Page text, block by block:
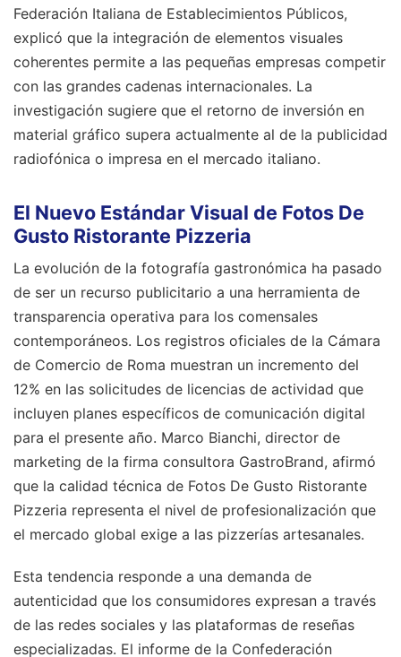
Federación Italiana de Establecimientos Públicos,
explicó que la integración de elementos visuales
coherentes permite a las pequeñas empresas competir
con las grandes cadenas internacionales. La
investigación sugiere que el retorno de inversión en
material gráfico supera actualmente al de la publicidad
radiofónica o impresa en el mercado italiano.
El Nuevo Estándar Visual de Fotos De
Gusto Ristorante Pizzeria
La evolución de la fotografía gastronómica ha pasado
de ser un recurso publicitario a una herramienta de
transparencia operativa para los comensales
contemporáneos. Los registros oficiales de la Cámara
de Comercio de Roma muestran un incremento del
12% en las solicitudes de licencias de actividad que
incluyen planes específicos de comunicación digital
para el presente año. Marco Bianchi, director de
marketing de la firma consultora GastroBrand, afirmó
que la calidad técnica de Fotos De Gusto Ristorante
Pizzeria representa el nivel de profesionalización que
el mercado global exige a las pizzerías artesanales.
Esta tendencia responde a una demanda de
autenticidad que los consumidores expresan a través
de las redes sociales y las plataformas de reseñas
especializadas. El informe de la Confederación